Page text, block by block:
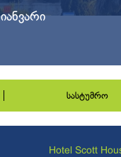
სასტუმრო
Hotel Scott